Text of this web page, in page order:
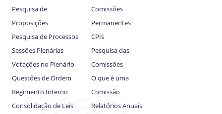
Pesquisa de
Proposições
Pesquisa de Processos
Sessões Plenárias
Votações no Plenário
Questões de Ordem
Regimento Interno
Consolidação de Leis
Comissões
Permanentes
CPIs
Pesquisa das
Comissões
O que é uma
Comissão
Relatórios Anuais